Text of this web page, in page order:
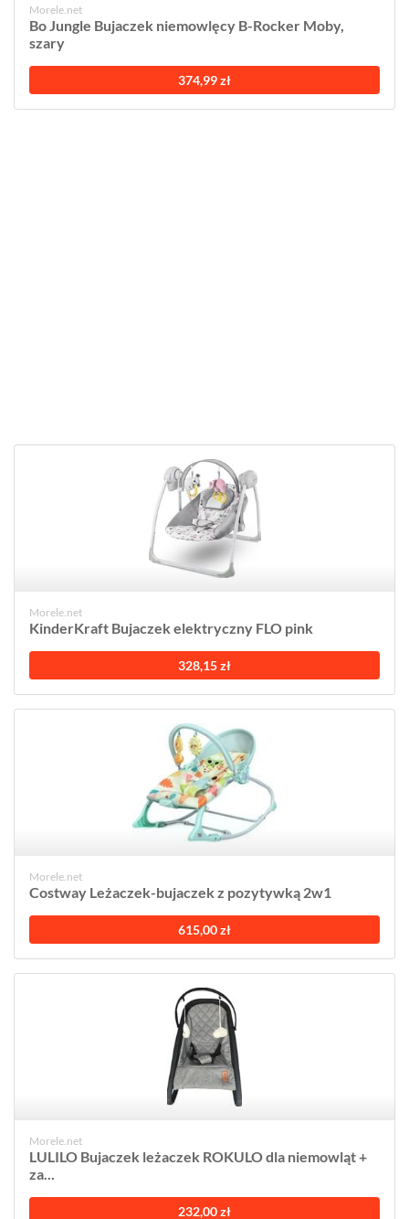
Morele.net
Bo Jungle Bujaczek niemowlęcy B-Rocker Moby,
szary
374,99 zł
Morele.net
KinderKraft Bujaczek elektryczny FLO pink
328,15 zł
Morele.net
Costway Leżaczek-bujaczek z pozytywką 2w1
615,00 zł
Morele.net
LULILO Bujaczek leżaczek ROKULO dla niemowląt +
za...
232,00 zł